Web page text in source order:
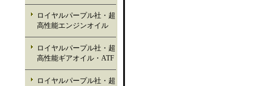
ロイヤルパープル社・超
高性能エンジンオイル
ロイヤルパープル社・超
高性能ギアオイル・ATF
ロイヤルパープル社・超